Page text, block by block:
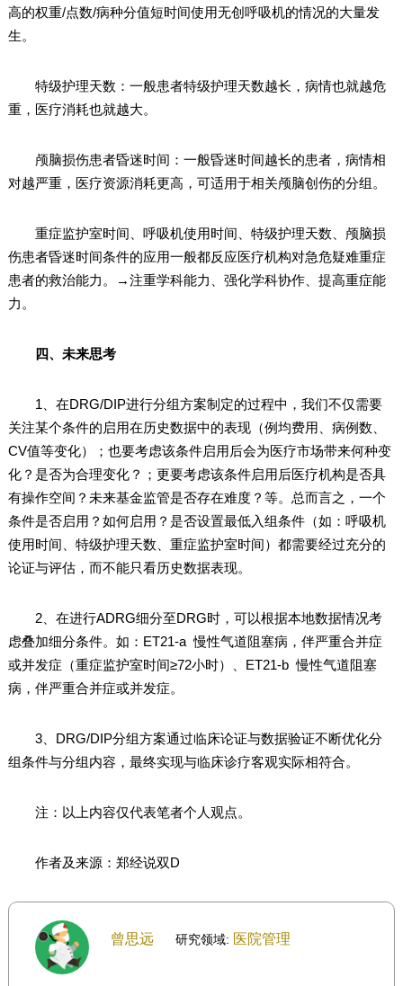
高的权重/点数/病种分值短时间使用无创呼吸机的情况的大量发
生。
特级护理天数：一般患者特级护理天数越长，病情也就越危
重，医疗消耗也就越大。
颅脑损伤患者昏迷时间：一般昏迷时间越长的患者，病情相
对越严重，医疗资源消耗更高，可适用于相关颅脑创伤的分组。
重症监护室时间、呼吸机使用时间、特级护理天数、颅脑损
伤患者昏迷时间条件的应用一般都反应医疗机构对急危疑难重症
患者的救治能力。→注重学科能力、强化学科协作、提高重症能
力。
四、未来思考
1、在DRG/DIP进行分组方案制定的过程中，我们不仅需要
关注某个条件的启用在历史数据中的表现（例均费用、病例数、
CV值等变化）；也要考虑该条件启用后会为医疗市场带来何种变
化？是否为合理变化？；更要考虑该条件启用后医疗机构是否具
有操作空间？未来基金监管是否存在难度？等。总而言之，一个
条件是否启用？如何启用？是否设置最低入组条件（如：呼吸机
使用时间、特级护理天数、重症监护室时间）都需要经过充分的
论证与评估，而不能只看历史数据表现。
2、在进行ADRG细分至DRG时，可以根据本地数据情况考
虑叠加细分条件。如：ET21-a 慢性气道阻塞病，伴严重合并症
或并发症（重症监护室时间≥72小时）、ET21-b 慢性气道阻塞
病，伴严重合并症或并发症。
3、DRG/DIP分组方案通过临床论证与数据验证不断优化分
组条件与分组内容，最终实现与临床诊疗客观实际相符合。
注：以上内容仅代表笔者个人观点。
作者及来源：郑经说双D
曾思远 研究领域: 医院管理